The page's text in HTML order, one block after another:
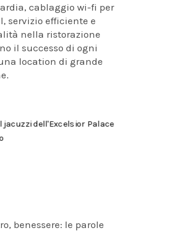
cablaggio wi-fi per
servizio efficiente e
nella ristorazione
il successo di ogni
location di grande
benessere: le parole